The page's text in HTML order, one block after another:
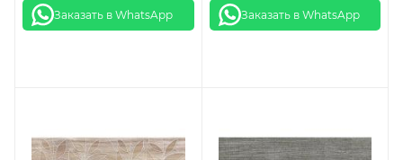
Заказать в WhatsApp Заказать в WhatsApp